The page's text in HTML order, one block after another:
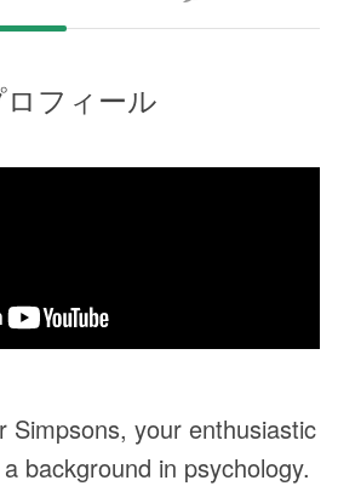
ロフィール
Simpsons, your enthusiastic
background in psychology.